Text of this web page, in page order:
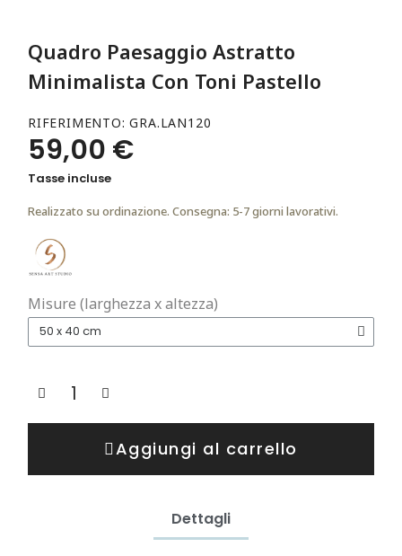
Quadro Paesaggio Astratto
Minimalista Con Toni Pastello
RIFERIMENTO GRA.LAN120
59,00 €
Tasse incluse
Realizzato su ordinazione. Consegna: 5-7 giorni lavorativi.
Misure (larghezza x altezza)
Aggiungi al carrello
Dettagli